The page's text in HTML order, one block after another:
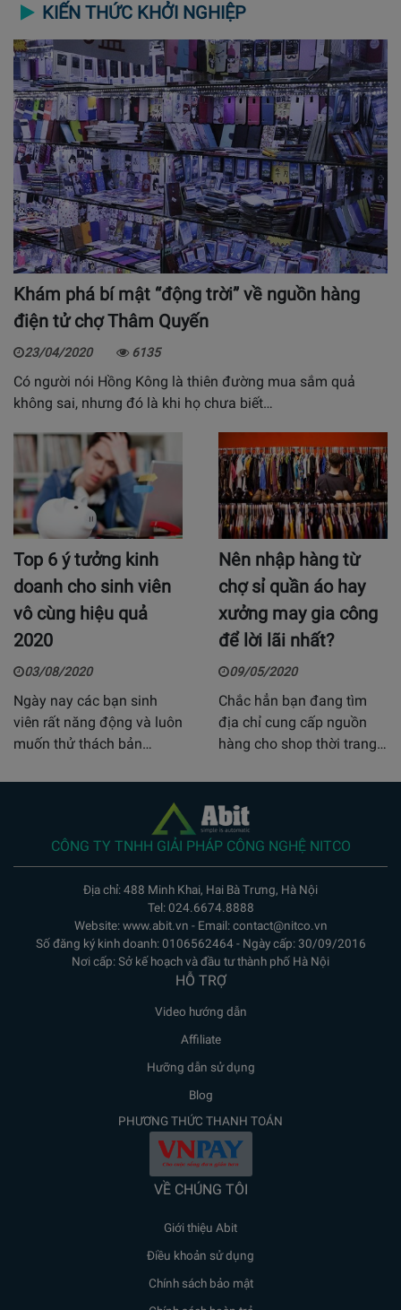
KIẾN THỨC KHỞI NGHIỆP
Khám phá bí mật “động trời” về nguồn hàng
điện tử chợ Thâm Quyến
23/04/2020 6135
Có người nói Hồng Kông là thiên đường mua sắm quả
không sai, nhưng đó là khi họ chưa biết…
Top 6 ý tưởng kinh
doanh cho sinh viên
vô cùng hiệu quả
2020
03/08/2020
Ngày nay các bạn sinh
viên rất năng động và luôn
muốn thử thách bản…
Nên nhập hàng từ
chợ sỉ quần áo hay
xưởng may gia công
để lời lãi nhất?
09/05/2020
Chắc hẳn bạn đang tìm
địa chỉ cung cấp nguồn
hàng cho shop thời trang…
CÔNG TY TNHH GIẢI PHÁP CÔNG NGHỆ NITCO
Địa chỉ: 488 Minh Khai, Hai Bà Trưng, Hà Nội
Tel: 024.6674.8888
Website: www.abit.vn - Email: contact@nitco.vn
Số đăng ký kinh doanh: 0106562464 - Ngày cấp: 30/09/2016
Nơi cấp: Sở kế hoạch và đầu tư thành phố Hà Nội
HỖ TRỢ
Video hướng dẫn
Affiliate
Hưỡng dẫn sử dụng
Blog
PHƯƠNG THỨC THANH TOÁN
VỀ CHÚNG TÔI
Giới thiệu Abit
Điều khoản sử dụng
Chính sách bảo mật